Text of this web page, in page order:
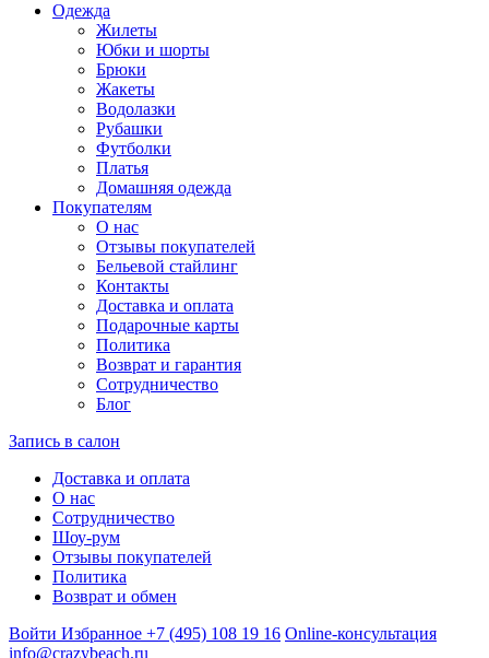
Одежда
Жилеты
Юбки и шорты
Брюки
Жакеты
Водолазки
Рубашки
Футболки
Платья
Домашняя одежда
Покупателям
О нас
Отзывы покупателей
Бельевой стайлинг
Контакты
Доставка и оплата
Подарочные карты
Политика
Возврат и гарантия
Сотрудничество
Блог
Запись в салон
Доставка и оплата
О нас
Сотрудничество
Шоу-рум
Отзывы покупателей
Политика
Возврат и обмен
Войти Избранное +7 (495) 108 19 16 Online-консультация
info@crazybeach.ru